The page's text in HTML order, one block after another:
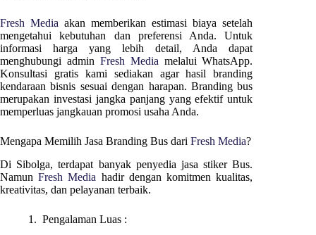
Fresh Media akan memberikan estimasi biaya setelah
mengetahui kebutuhan dan preferensi Anda. Untuk
informasi harga yang lebih detail, Anda dapat
menghubungi admin Fresh Media melalui WhatsApp.
Konsultasi gratis kami sediakan agar hasil branding
kendaraan bisnis sesuai dengan harapan. Branding bus
merupakan investasi jangka panjang yang efektif untuk
memperluas jangkauan promosi usaha Anda.
Mengapa Memilih Jasa Branding Bus dari Fresh Media?
Di Sibolga, terdapat banyak penyedia jasa stiker Bus.
NamunFresh Media hadir dengan komitmen kualitas,
kreativitas, dan pelayanan terbaik.
1. Pengalaman Luas :